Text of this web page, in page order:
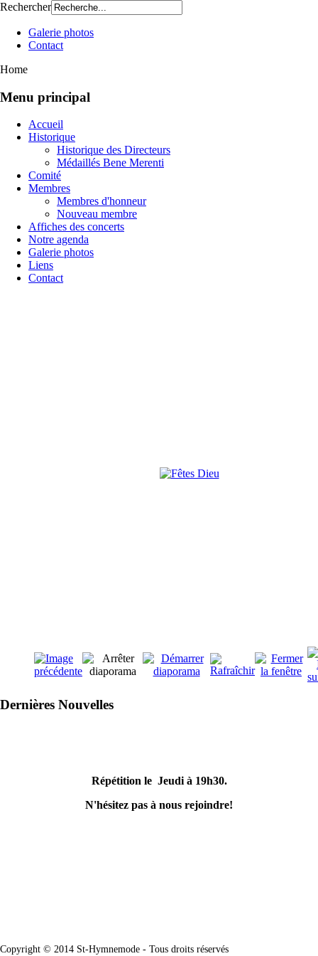
Rechercher
Galerie photos
Contact
Home
Menu principal
Accueil
Historique
Historique des Directeurs
Médaillés Bene Merenti
Comité
Membres
Membres d'honneur
Nouveau membre
Affiches des concerts
Notre agenda
Galerie photos
Liens
Contact
Dernières Nouvelles
Répétition le Jeudi à 19h30.
N'hésitez pas à nous rejoindre!
Copyright © 2014 St-Hymnemode - Tous droits réservés